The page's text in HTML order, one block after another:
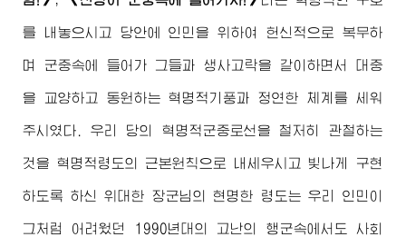
를 내놓으시고 당안에 인민을 위하여 헌신적으로 복무하
며 군중속에 들어가 그들과 생사고락을 같이하면서 대중
을 교양하고 동원하는 혁명적기풍과 정연한 체계를 세워
주시였다. 우리 당의 혁명적군중로선을 철저히 관철하는
것을 혁명적령도의 근본원칙으로 내세우시고 빛나게 구현
하도록 하신위대한 장군님 의 현명한 령도는 우리 인민이
그처럼 어려웠던 1990년대의 고난의 행군속에서도 사회